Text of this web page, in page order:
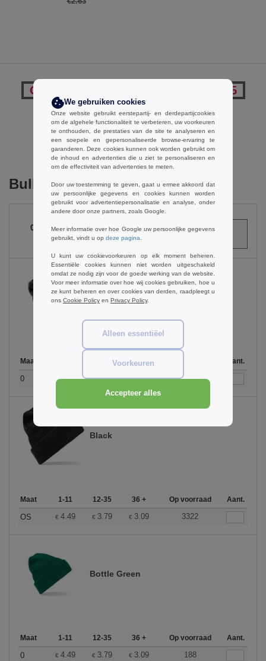
Opmerkingen over Beechfield BF425
Een opmerking toevoegen
Bulk Orders
0
ARTIKELEN
0.00
Antique Grey
Maat 36 + Aant.
0 €4.79 €3.99 €3.39 103
Black
Maat 1-11 12-35 36 + Op voorraad Aant.
OS € 4.49 € 3.79 € 3.09 3322
Bottle Green
Maat 1-11 12-35 36 + Op voorraad Aant.
0 € 4.49 € 3.79 € 3.09 188
We gebruiken cookies
Onze website gebruikt eerstepartij- en derdepartijcookies
om de algehele functionaliteit te verbeteren, uw voorkeuren
te onthouden, de prestaties van de site te analyseren en
een soepele en gepersonaliseerde browse-ervaring te
garanderen. Deze cookies kunnen ook worden gebruikt om
de inhoud en advertenties die u ziet te personaliseren en
om de effectiviteit van advertenties te meten.
Door uw toestemming te geven, gaat u ermee akkoord dat
uw persoonlijke gegevens en cookies kunnen worden
gebruikt voor advertentiepersonalisatie en analyse, onder
andere door onze partners, zoals Google.
Meer informatie over hoe Google uw persoonlijke gegevens
gebruikt, vindt u op deze pagina
U kunt uw cookievoorkeuren op elk moment beheren.
Essentiële cookies kunnen niet worden uitgeschakeld
omdat ze nodig zijn voor de goede werking van de website.
Voor meer informatie over hoe wij cookies gebruiken, hoe u
ze kunt beheren en over cookies van derden, raadpleegt u
ons Cookie Policy en Privacy Policy.
Alleen essentiëel
Voorkeuren
Accepteer alles